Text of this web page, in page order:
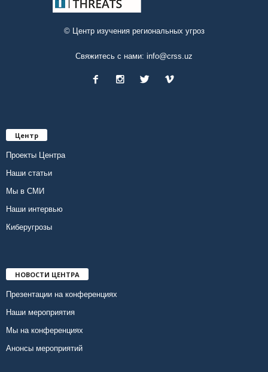
© Центр изучения региональных угроз
Свяжитесь с нами: info@crss.uz
Центр
Проекты Центра
Наши статьи
Мы в СМИ
Наши интервью
Киберугрозы
НОВОСТИ ЦЕНТРА
Презентации на конференциях
Наши мероприятия
Мы на конференциях
Анонсы мероприятий